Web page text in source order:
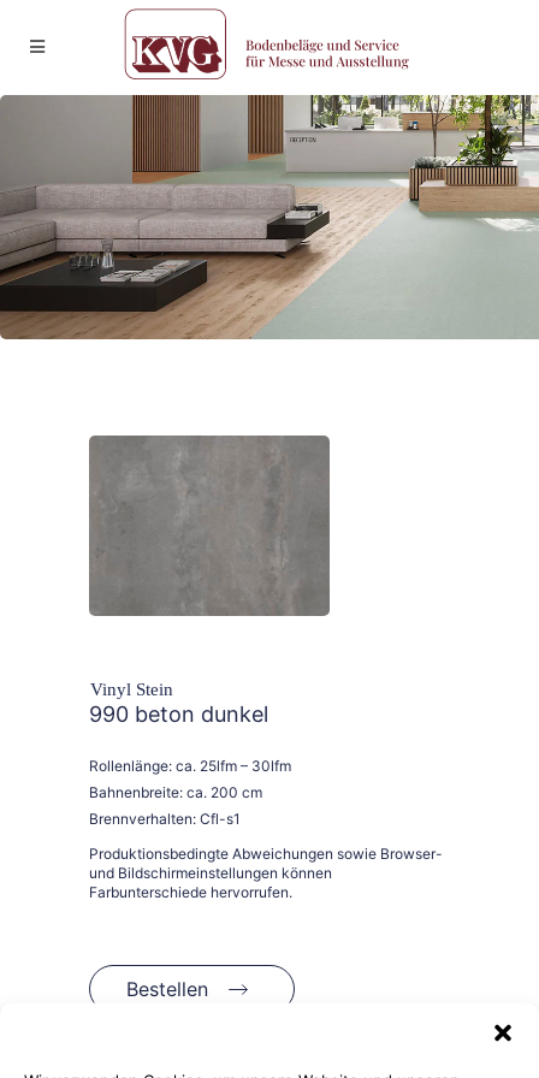
990 beton dunkel
Rollenlänge: ca. 25lfm – 30lfm
Bahnenbreite: ca. 200 cm
Brennverhalten: Cfl-s1
Bestellen
Vinyl Stein